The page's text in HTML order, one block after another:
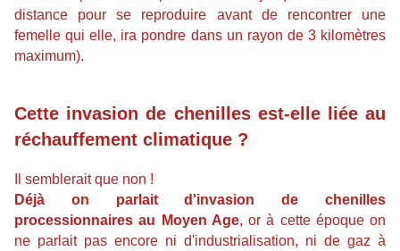
distance pour se reproduire avant de rencontrer une
femelle qui elle, ira pondre dans un rayon de 3 kilomètres
maximum).
Cette invasion de chenilles est-elle liée au
réchauffement climatique ?
Il semblerait que non !
Déjà on parlait d'invasion de chenilles
processionnaires au Moyen Age, or à cette époque on
ne parlait pas encore ni d'industrialisation, ni de gaz à